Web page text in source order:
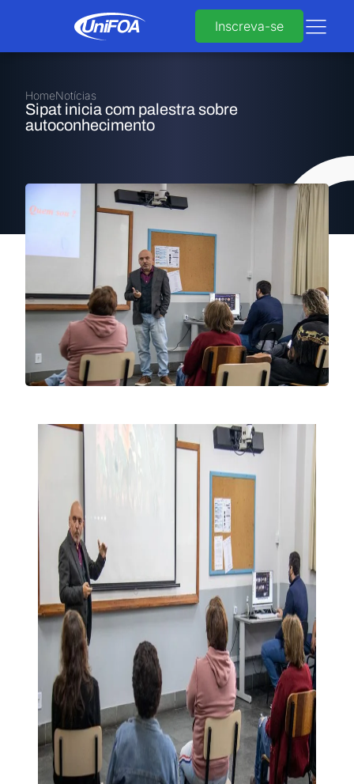
Inscreva-se
HomeNotícias
Sipat inicia com palestra sobre
autoconhecimento